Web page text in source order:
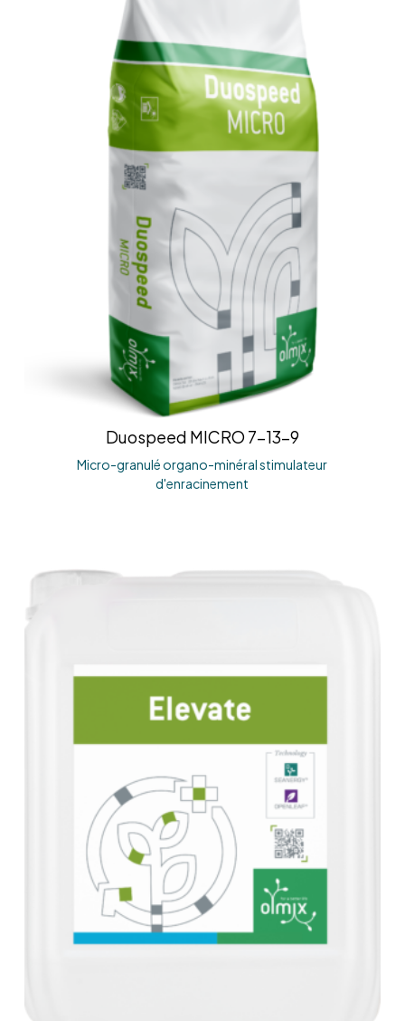
Duospeed MICRO 7-13-9
Micro-granulé organo-minéral stimulateur
d'enracinement